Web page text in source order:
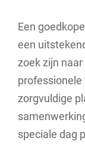
Een
een
zoek zijn
zorgvuldige
speciale dag